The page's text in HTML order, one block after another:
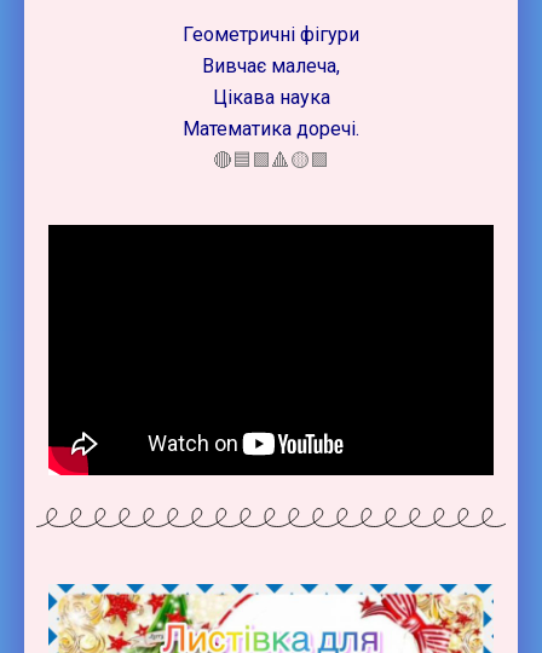
Геометричні фігури
Вивчає малеча,
Цікава наука
Математика доречі.
🔴🟦🟩🔺🟡🟪